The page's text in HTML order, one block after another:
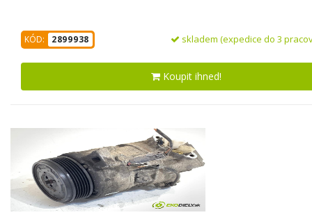
KÓD: 2899938 skladem (expedice do 3
Koupit ihned!